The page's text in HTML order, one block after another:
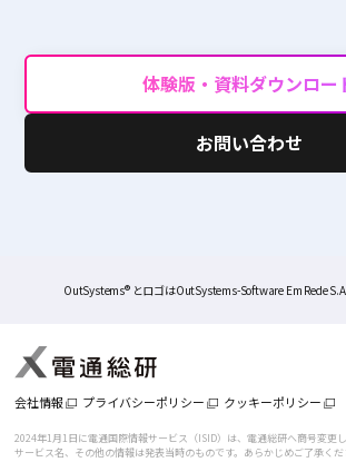
体験版・資料ダウンロー
お問い合わせ
OutSystems® とロゴはOutSystems-Software Em Rede
会社情報 プライバシーポリシー クッキーポリシー
2024年1月1日に電通国際情報サービス（ISID）は、電通総研へ商号変更
サービス名、その他の情報は発表当時のものです。あらかじめご了承くだ